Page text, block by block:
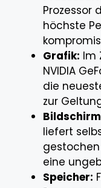
Prozessor
höchste
Grafik: Im
NVIDIA
die
zur
liefert
eine
Speicher: